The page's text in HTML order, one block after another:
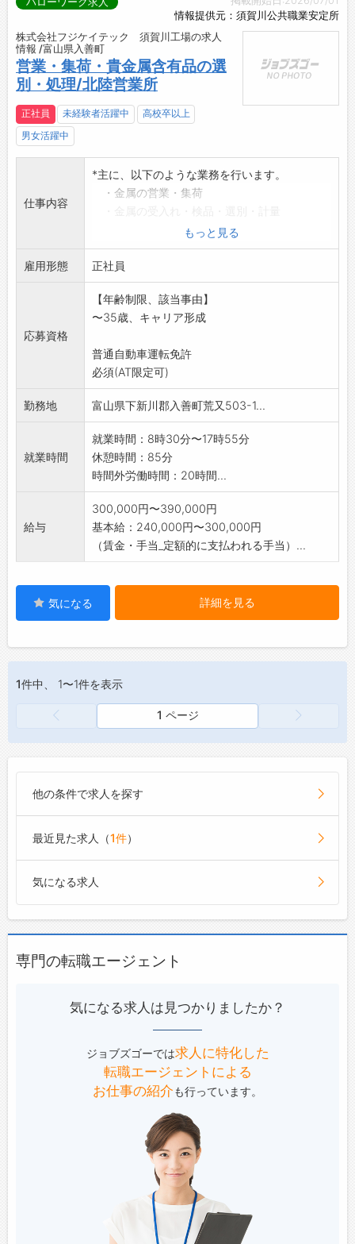
情報提供元：須賀川公共職業安定所
株式会社フジケイテック 須賀川工場の求人
情報 /富山県入善町
営業・集荷・貴金属含有品の選
別・処理/北陸営業所
正社員 未経験者活躍中
高校卒以上
男女活躍中
仕事内容
*主に、以下のような業務を行います。
・金属の営業・集荷
・その他、上記に付随する作業
【トライアル雇用併用求
人】
*変更範囲:変更なし
もっと見る
雇用形態 正社員
応募資格
【年齢制限、該当事由】
〜35歳、キャリア形成
普通自動車運転免許
必須(AT限定可)
勤務地 富山県下新川郡入善町荒又503-1...
就業時間
就業時間：8時30分〜17時55分
休憩時間：85分
時間外労働時間：20時間...
給与
300,000円〜390,000円
基本給：240,000円〜300,000円
（賃金・手当_定額的に支払われる手当）...
気になる 詳細を見る
1件中、 1〜1件を表示
1 ページ
他の条件で求人を探す
最近見た求人（1件）
気になる求人
専門の転職エージェント
気になる求人は見つかりましたか？
ジョブズゴーでは求人に特化した
転職エージェントによる
お仕事の紹介も行っています。